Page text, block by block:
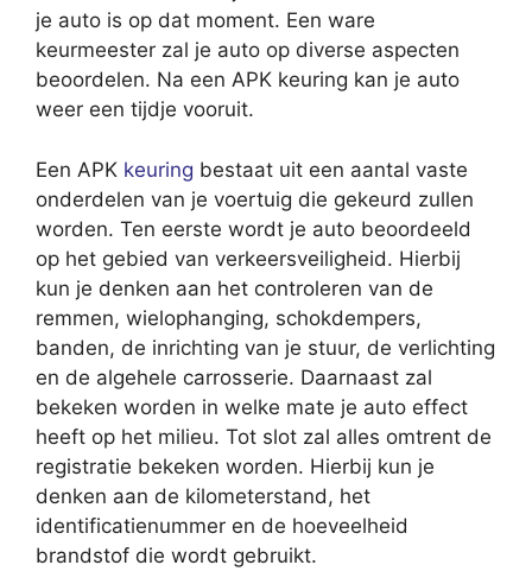
je auto is op dat moment. Een ware
keurmeester zal je auto op diverse aspecten
beoordelen. Na een APK keuring kan je auto
weer een tijdje vooruit.
Een APK keuring bestaat uit een aantal vaste
onderdelen van je voertuig die gekeurd zullen
worden. Ten eerste wordt je auto beoordeeld
op het gebied van verkeersveiligheid. Hierbij
kun je denken aan het controleren van de
remmen, wielophanging, schokdempers,
banden, de inrichting van je stuur, de verlichting
en de algehele carrosserie. Daarnaast zal
bekeken worden in welke mate je auto effect
heeft op het milieu. Tot slot zal alles omtrent de
registratie bekeken worden. Hierbij kun je
denken aan de kilometerstand, het
identificatienummer en de hoeveelheid
brandstof die wordt gebruikt.